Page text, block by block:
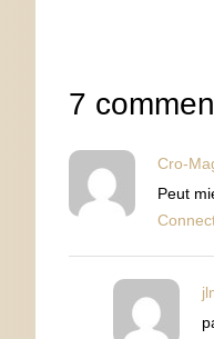
7
Cro-
Peut